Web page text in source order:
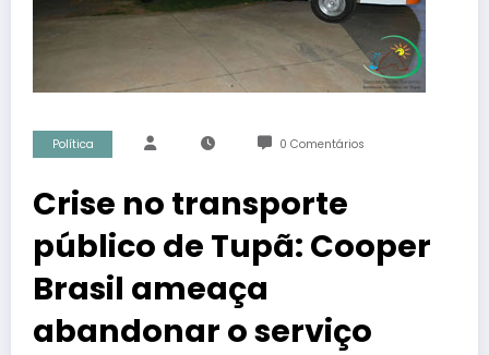
Política 0 Comentários
Crise no transporte
público de Tupã: Cooper
Brasil ameaça
abandonar o serviço